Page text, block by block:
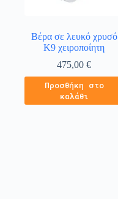
Βέρα σε λευκό χρυσό
Κ9 χειροποίητη
475,00€
Προσθήκη στο
καλάθι